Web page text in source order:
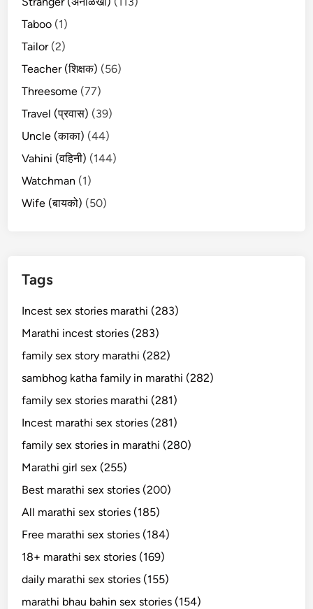
Taboo (1)
Tailor(2)
Teacher (शिक्षक) (56)
Threesome (77)
Travel (प्रवास) (39)
Uncle (काका) (44)
Vahini (वहिनी) (144)
Watchman (1)
Wife (बायको) (50)
Tags
Incest sex stories marathi (283)
Marathi incest stories (283)
family sex story marathi (282)
sambhog katha family in marathi (282)
family sex stories marathi (281)
Incest marathi sex stories (281)
family sex stories in marathi (280)
Marathi girl sex (255)
Best marathi sex stories (200)
All marathi sex stories (185)
Free marathi sex stories (184)
18+ marathi sex stories (169)
daily marathi sex stories (155)
marathi bhau bahin sex stories (154)